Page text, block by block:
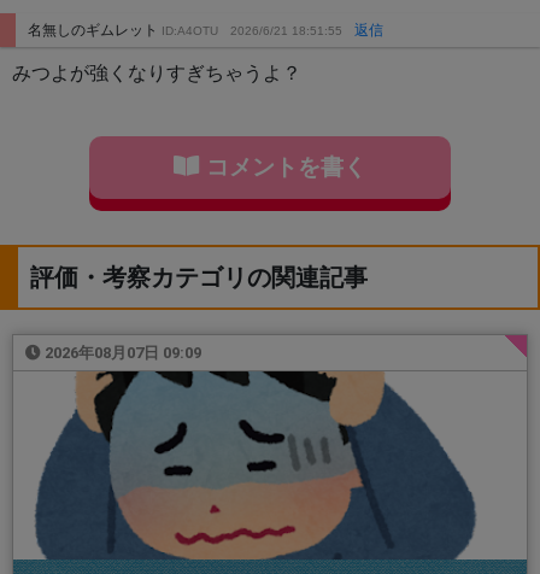
名無しのギムレット ID:A4OTU 2026/6/21 18:51:55 返信
みつよが強くなりすぎちゃうよ？
コメントを書く
評価・考察カテゴリの関連記事
2026年08月07日 09:09